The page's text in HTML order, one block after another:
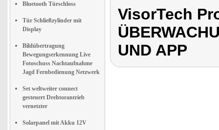
Bluetooth Türschloss
Tür Schließzylinder mit
Display
Bildübertragung
Bewegungserkennung Live
Fotoschuss Nachtaufnahme
Jagd Fernbedienung Netzwerk
Set weltweiter connect
gesteuert Drehtorantrieb
vernetzter
Solarpanel mit Akku 12V
VisorTech
UND APP